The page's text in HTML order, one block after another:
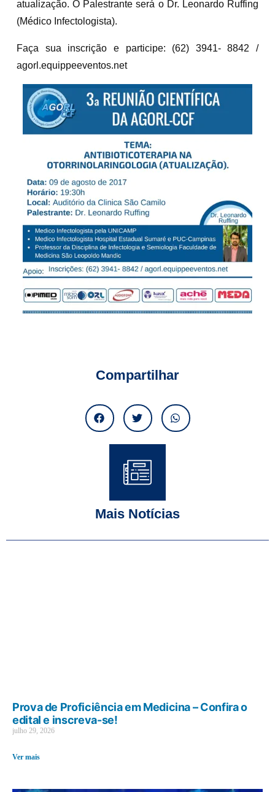
atualização. O Palestrante será o Dr. Leonardo Ruffing
(Médico Infectologista).
Faça sua inscrição e participe: (62) 3941- 8842 /
agorl.equippeeventos.net
Compartilhar
Mais Notícias
Prova de Proficiência em Medicina – Confira o
edital e inscreva-se!
julho 29, 2026
Ver mais